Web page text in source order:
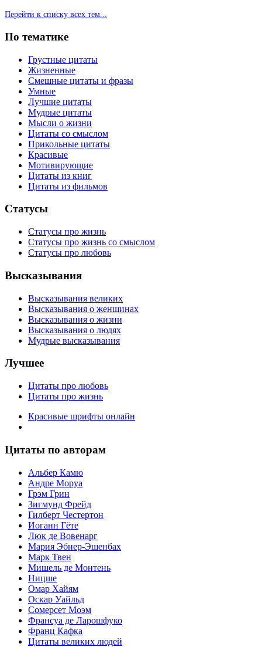
Перейти к списку всех тем...
По тематике
Грустные цитаты
Жизненные
Смешные цитаты и фразы
Умные
Лучшие цитаты
Мудрые цитаты
Мысли о жизни
Цитаты со смыслом
Прикольные цитаты
Красивые
Мотивирующие
Цитаты из книг
Цитаты из фильмов
Статусы
Статусы про жизнь
Статусы про жизнь со смыслом
Статусы про любовь
Высказывания
Высказывания великих
Высказывания о женщинах
Высказывания о жизни
Высказывания о людях
Мудрые высказывания
Лучшее
Цитаты про любовь
Цитаты про жизнь
Красивые шрифты онлайн
Цитаты по авторам
Альбер Камю
Андре Моруа
Грэм Грин
Зигмунд Фрейд
Гилберт Честертон
Иоганн Гёте
Люк де Вовенарг
Мария Эбнер-Эшенбах
Марк Твен
Мишель де Монтень
Ницше
Омар Хайям
Оскар Уайльд
Сомерсет Моэм
Франсуa де Ларошфуко
Франц Кафка
Цитаты великих людей